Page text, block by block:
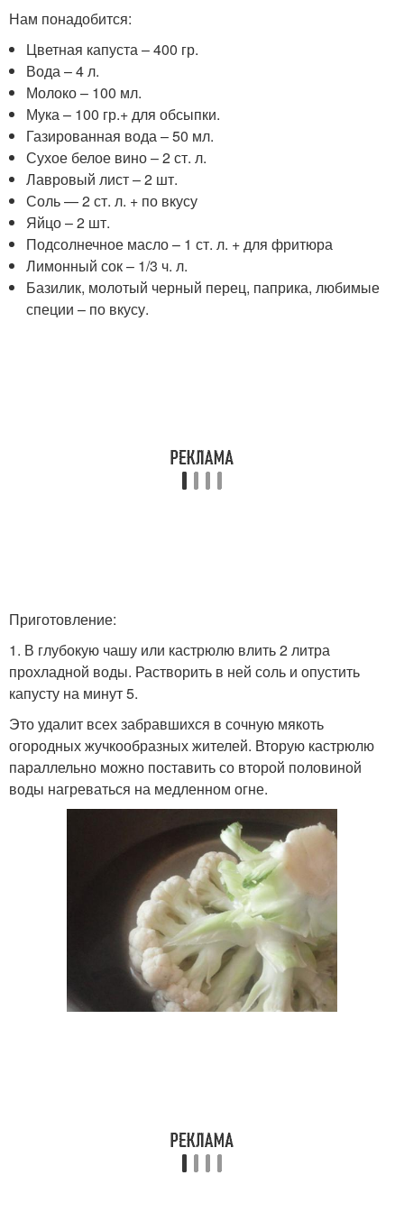
Нам понадобится:
Цветная капуста – 400 гр.
Вода – 4 л.
Молоко – 100 мл.
Мука – 100 гр.+ для обсыпки.
Газированная вода – 50 мл.
Сухое белое вино – 2 ст. л.
Лавровый лист – 2 шт.
Соль — 2 ст. л. + по вкусу
Яйцо – 2 шт.
Подсолнечное масло – 1 ст. л. + для фритюра
Лимонный сок – 1/3 ч. л.
Базилик, молотый черный перец, паприка, любимые
специи – по вкусу.
Приготовление:
1. В глубокую чашу или кастрюлю влить 2 литра
прохладной воды. Растворить в ней соль и опустить
капусту на минут 5.
Это удалит всех забравшихся в сочную мякоть
огородных жучкообразных жителей. Вторую кастрюлю
параллельно можно поставить со второй половиной
воды нагреваться на медленном огне.